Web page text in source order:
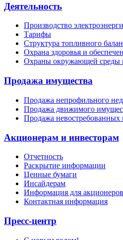
Деятельность
Производство
Тарифы
Структура топливного
Охрана здоровья и
Охраны окружающей среды
Продажа имущества
Продажа непрофильного
Продажа движимого
Продажа невостребованных
Акционерам и инвесторам
Отчетность
Раскрытие информации
Ценные бумаги
Инсайдерам
Информация для акционеров
Контактная информация
Пресс-центр